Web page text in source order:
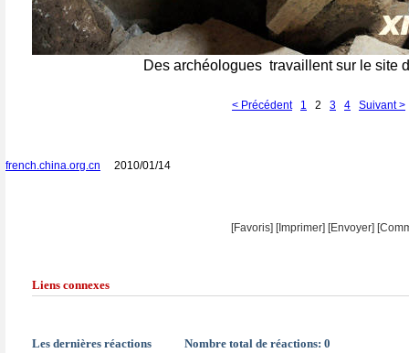
Des archéologues travaillent sur le site
< Précédent 1 2 3 4 Suivant >
french.china.org.cn 2010/01/14
[Favoris] [Imprimer] [Envoyer]
Liens connexes
Les dernières réactions Nombre total de réactions: 0